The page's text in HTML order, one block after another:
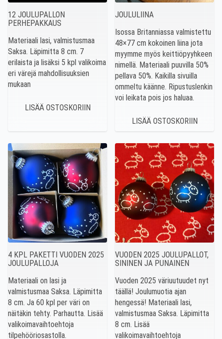
12 JOULUPALLON
PERHEPAKKAUS
Materiaali lasi, valmistusmaa
Saksa. Läpimitta 8 cm. 7
erilaista ja lisäksi 5 kpl valikoima
eri värejä mahdollisuuksien
mukaan
JOULULIINA
Isossa Britanniassa valmistettu
48×77 cm kokoinen liina jota
myymme myös keittiöpyyhkeen
nimellä. Materiaali puuvilla 50%
pellava 50%. Kaikilla sivuilla
ommeltu käänne. Ripustuslenkin
voi leikata pois jos haluaa.
4 KPL PAKETTI VUODEN 2025
JOULUPALLOJA
Materiaali on lasi ja
valmistusmaa Saksa. Läpimitta
8 cm. Ja 60 kpl per väri on
näitäkin tehty. Parhautta. Lisää
valikoimavaihtoehtoja
tilpehööriosastolla.
VUODEN 2025 JOULUPALLOT,
SININEN JA PUNAINEN
Vuoden 2025 väriuutuudet nyt
täällä! Joulumuotia ajan
hengessä! Materiaali lasi,
valmistusmaa Saksa. Läpimitta
8 cm. Lisää
valikoimavaihtoehtoja